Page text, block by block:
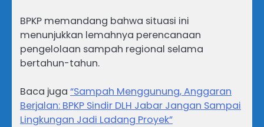
BPKP memandang bahwa situasi ini
menunjukkan lemahnya perencanaan
pengelolaan sampah regional selama
bertahun-tahun.
Baca juga “Sampah Menggunung, Anggaran
Berjalan: BPKP Sindir DLH Jabar Jangan Sampai
Lingkungan Jadi Ladang Proyek”